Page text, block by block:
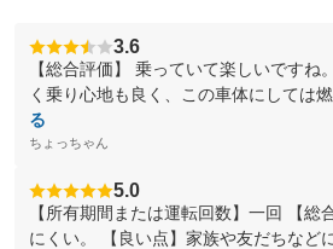
3.6
【総合評価】 乗っていて楽しいですね
く乗り心地も良く、この車体にしては
る
ちょっちゃん
5.0
【所有期間または運転回数】一回 【総
にくい。 【良い点】家族や友だちなど